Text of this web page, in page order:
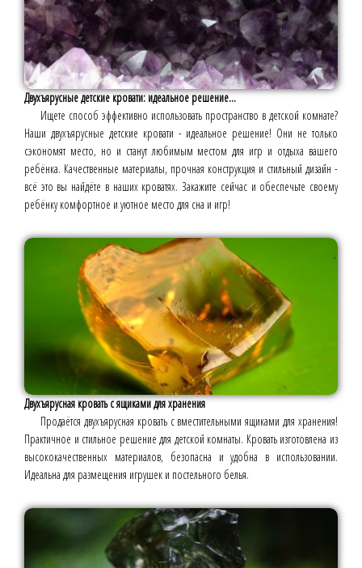
Двухъярусные детские кровати: идеальное решение...
Ищете способ эффективно использовать пространство в детской комнате?
Наши двухъярусные детские кровати - идеальное решение! Они не только
сэкономят место, но и станут любимым местом для игр и отдыха вашего
ребёнка. Качественные материалы, прочная конструкция и стильный дизайн -
всё это вы найдёте в наших кроватях. Закажите сейчас и обеспечьте своему
ребёнку комфортное и уютное место для сна и игр!
Двухъярусная кровать с ящиками для хранения
Продаётся двухъярусная кровать с вместительными ящиками для хранения!
Практичное и стильное решение для детской комнаты. Кровать изготовлена из
высококачественных материалов, безопасна и удобна в использовании.
Идеальна для размещения игрушек и постельного белья.